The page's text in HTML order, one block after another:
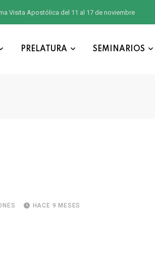
Visita Apostólica del 11 al 17 de noviembre
PRELATURA SEMINARIOS
HACE 9 MESES